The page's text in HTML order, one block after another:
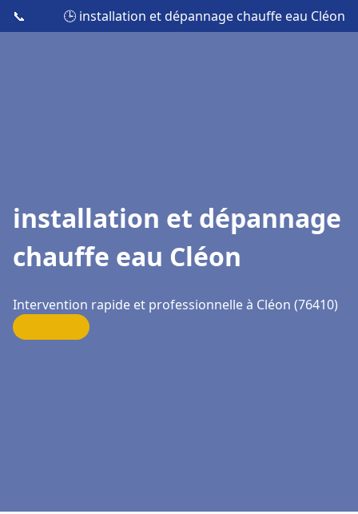
📞 🕒 installation et dépannage chauffe eau Cléon
installation et dépannage
chauffe eau Cléon
Intervention rapide et professionnelle à Cléon (76410)